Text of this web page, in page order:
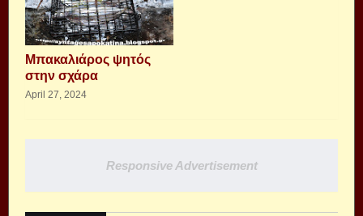
Μπακαλιάρος ψητός
στην σχάρα
April 27, 2024
Responsive Advertisement